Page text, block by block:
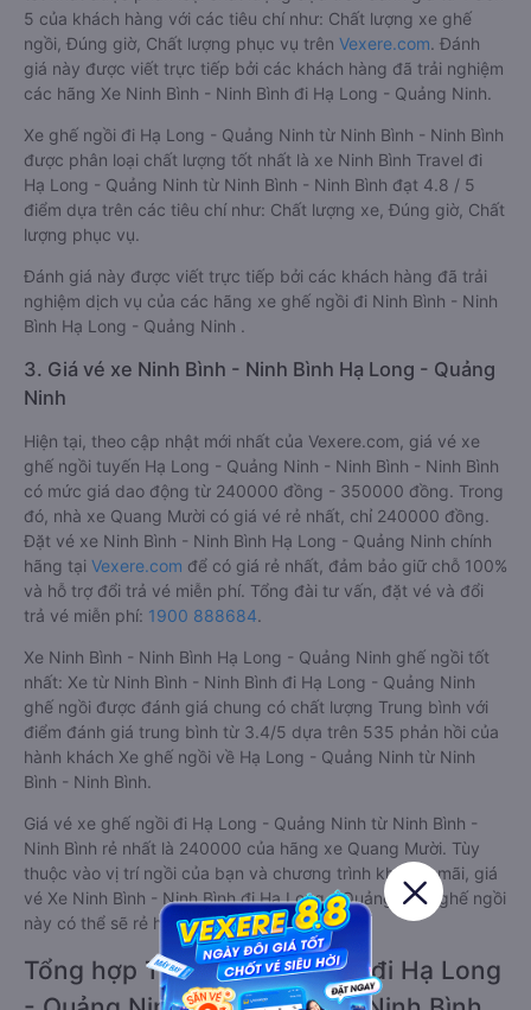
5 của khách hàng với các tiêu chí như: Chất lượng xe ghế
ngồi, Đúng giờ, Chất lượng phục vụ trên Vexere.com. Đánh
giá này được viết trực tiếp bởi các khách hàng đã trải nghiệm
các hãng Xe Ninh Bình - Ninh Bình đi Hạ Long - Quảng Ninh.
Xe ghế ngồi đi Hạ Long - Quảng Ninh từ Ninh Bình - Ninh Bình
được phân loại chất lượng tốt nhất là xe Ninh Bình Travel đi
Hạ Long - Quảng Ninh từ Ninh Bình - Ninh Bình đạt 4.8 / 5
điểm dựa trên các tiêu chí như: Chất lượng xe, Đúng giờ, Chất
lượng phục vụ.
Đánh giá này được viết trực tiếp bởi các khách hàng đã trải
nghiệm dịch vụ của các hãng xe ghế ngồi đi Ninh Bình - Ninh
Bình Hạ Long - Quảng Ninh .
3. Giá vé xe Ninh Bình - Ninh Bình Hạ Long - Quảng
Ninh
Hiện tại, theo cập nhật mới nhất của Vexere.com, giá vé xe
ghế ngồi tuyến Hạ Long - Quảng Ninh - Ninh Bình - Ninh Bình
có mức giá dao động từ 240000 đồng - 350000 đồng. Trong
đó, nhà xe Quang Mười có giá vé rẻ nhất, chỉ 240000 đồng.
Đặt vé xe Ninh Bình - Ninh Bình Hạ Long - Quảng Ninh chính
hãng tại Vexere.com để có giá rẻ nhất, đảm bảo giữ chỗ 100%
và hỗ trợ đổi trả vé miễn phí. Tổng đài tư vấn, đặt vé và đổi
trả vé miễn phí: 1900 888684.
Xe Ninh Bình - Ninh Bình Hạ Long - Quảng Ninh ghế ngồi tốt
nhất: Xe từ Ninh Bình - Ninh Bình đi Hạ Long - Quảng Ninh
ghế ngồi được đánh giá chung có chất lượng Trung bình với
điểm đánh giá trung bình từ 3.4/5 dựa trên 535 phản hồi của
hành khách Xe ghế ngồi về Hạ Long - Quảng Ninh từ Ninh
Bình - Ninh Bình.
Giá vé xe ghế ngồi đi Hạ Long - Quảng Ninh từ Ninh Bình -
Ninh Bình rẻ nhất là 240000 của hãng xe Quang Mười. Tùy
thuộc vào vị trí ngồi của bạn và chương trình khuyến mãi, giá
vé Xe Ninh Bình - Ninh Bình đi Hạ Long - Quảng Ninh ghế ngồi
này có thể sẽ rẻ hơn
Tổng hợp TOP 5 xe ghế ngồi đi Hạ Long